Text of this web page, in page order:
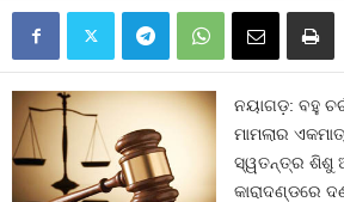
ନୟାଗଡ଼: ବହୁ
ମାମଲାର
ସ୍ୱତନ୍ତ୍ର ଶିଶୁ
କାରାଦଣ୍ଡରେ